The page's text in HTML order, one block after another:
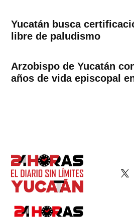
Yucatán busca
libre de paludismo
Arzobispo de Yucatán
años de vida episcopal
X